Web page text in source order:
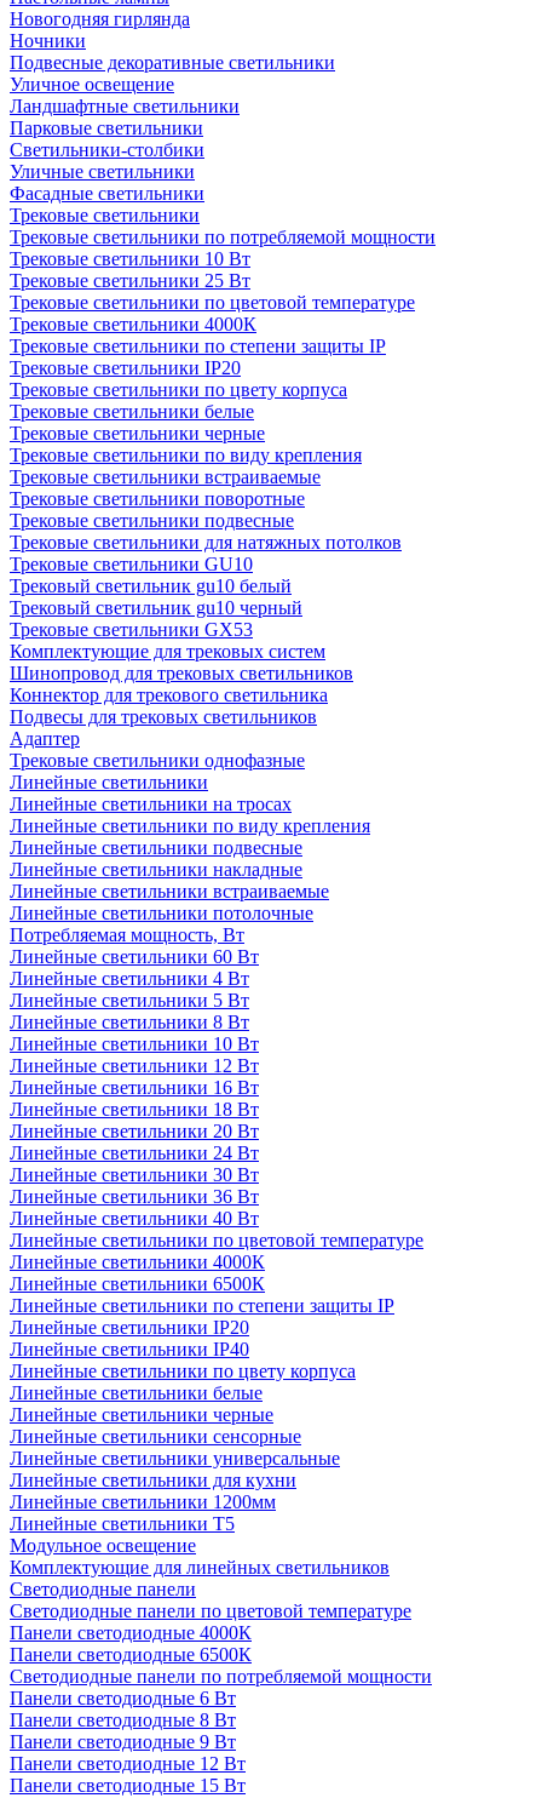
Новогодняя гирлянда
Ночники
Подвесные декоративные светильники
Уличное освещение
Ландшафтные светильники
Парковые светильники
Светильники-столбики
Уличные светильники
Фасадные светильники
Трековые светильники
Трековые светильники по потребляемой мощности
Трековые светильники 10 Вт
Трековые светильники 25 Вт
Трековые светильники по цветовой температуре
Трековые светильники 4000К
Трековые светильники по степени защиты IP
Трековые светильники IP20
Трековые светильники по цвету корпуса
Трековые светильники белые
Трековые светильники черные
Трековые светильники по виду крепления
Трековые светильники встраиваемые
Трековые светильники поворотные
Трековые светильники подвесные
Трековые светильники для натяжных потолков
Трековые светильники GU10
Трековый светильник gu10 белый
Трековый светильник gu10 черный
Трековые светильники GX53
Комплектующие для трековых систем
Шинопровод для трековых светильников
Коннектор для трекового светильника
Подвесы для трековых светильников
Адаптер
Трековые светильники однофазные
Линейные светильники
Линейные светильники на тросах
Линейные светильники по виду крепления
Линейные светильники подвесные
Линейные светильники накладные
Линейные светильники встраиваемые
Линейные светильники потолочные
Потребляемая мощность, Вт
Линейные светильники 60 Вт
Линейные светильники 4 Вт
Линейные светильники 5 Вт
Линейные светильники 8 Вт
Линейные светильники 10 Вт
Линейные светильники 12 Вт
Линейные светильники 16 Вт
Линейные светильники 18 Вт
Линейные светильники 20 Вт
Линейные светильники 24 Вт
Линейные светильники 30 Вт
Линейные светильники 36 Вт
Линейные светильники 40 Вт
Линейные светильники по цветовой температуре
Линейные светильники 4000К
Линейные светильники 6500К
Линейные светильники по степени защиты IP
Линейные светильники IP20
Линейные светильники IP40
Линейные светильники по цвету корпуса
Линейные светильники белые
Линейные светильники черные
Линейные светильники сенсорные
Линейные светильники универсальные
Линейные светильники для кухни
Линейные светильники 1200мм
Линейные светильники Т5
Модульное освещение
Комплектующие для линейных светильников
Светодиодные панели
Светодиодные панели по цветовой температуре
Панели светодиодные 4000К
Панели светодиодные 6500К
Светодиодные панели по потребляемой мощности
Панели светодиодные 6 Вт
Панели светодиодные 8 Вт
Панели светодиодные 9 Вт
Панели светодиодные 12 Вт
Панели светодиодные 15 Вт